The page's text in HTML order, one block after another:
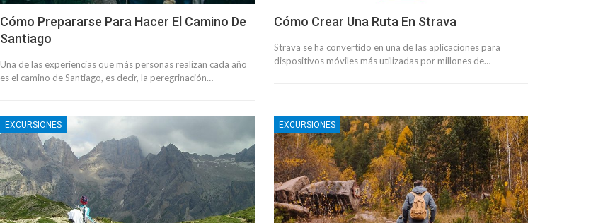
Cómo Prepararse Para Hacer El Camino De
Santiago
Una de las experiencias que más personas realizan cada año
es el camino de Santiago, es decir, la peregrinación…
Cómo Crear Una Ruta En Strava
Strava se ha convertido en una de las aplicaciones para
dispositivos móviles más utilizadas por millones de…
EXCURSIONES EXCURSIONES